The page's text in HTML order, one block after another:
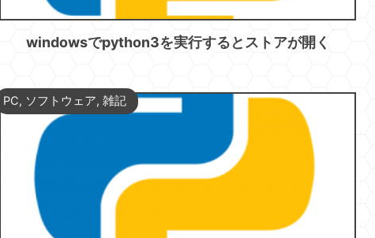
windowsでpython3を実行するとストアが開く
PC, ソフトウェア,雑記